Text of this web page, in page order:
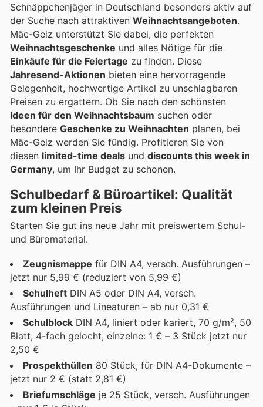
Schnäppchenjäger in Deutschland besonders aktiv auf
der Suche nach attraktiven Weihnachtsangeboten.
Mäc-Geiz unterstützt Sie dabei, die perfekten
Weihnachtsgeschenke und alles Nötige für die
Einkäufe für die Feiertage zu finden. Diese
Jahresend-Aktionen bieten eine hervorragende
Gelegenheit, hochwertige Artikel zu unschlagbaren
Preisen zu ergattern. Ob Sie nach den schönsten
Ideen für den Weihnachtsbaum suchen oder
besondere Geschenke zu Weihnachten planen, bei
Mäc-Geiz werden Sie fündig. Profitieren Sie von
diesen limited-time deals und discounts this week in
Germany, um Ihr Budget zu schonen.
Schulbedarf & Büroartikel: Qualität
zum kleinen Preis
Starten Sie gut ins neue Jahr mit preiswertem Schul-
und Büromaterial.
Zeugnismappe für DIN A4, versch. Ausführungen –
jetzt nur 5,99 € (reduziert von 5,99 €)
Schulheft DIN A5 oder DIN A4, versch.
Ausführungen und Lineaturen – ab nur 0,31 €
Schulblock DIN A4, liniert oder kariert, 70 g/m², 50
Blatt, 4-fach gelocht, einzelne: 1 € – 3 Stück jetzt nur
2,50 €
Prospekthüllen 80 Stück, für DIN A4-Dokumente –
jetzt nur 2 € (statt 2,81 €)
Briefumschläge je 25 Stück, versch. Ausführungen